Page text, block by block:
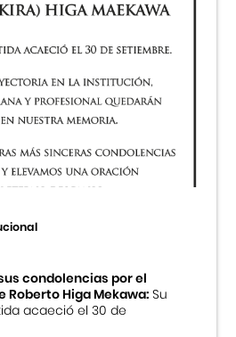
condolencias por el
Higa Mekawa:Su
acaeció el 30 de